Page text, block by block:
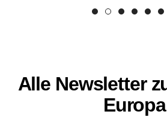
Alle Newsletter
Europa